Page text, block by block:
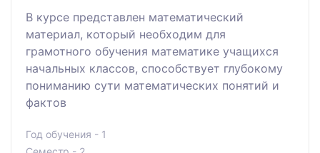
В курсе представлен математический
материал, который необходим для
грамотного обучения математике учащихся
начальных классов, способствует глубокому
пониманию сути математических понятий и
фактов
Год обучения - 1